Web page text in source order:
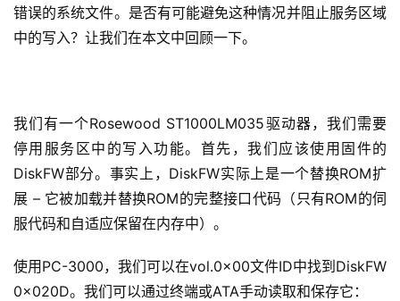
错误的系统文件。是否有可能避免这种情况并阻止服务区域
中的写入？让我们在本文中回顾一下。
我们有一个Rosewood ST1000LM035驱动器，我们需要
停用服务区中的写入功能。首先，我们应该使用固件的
DiskFW部分。事实上，DiskFW实际上是一个替换ROM扩
展 – 它被加载并替换ROM的完整接口代码（只有ROM的伺
服代码和自适应保留在内存中）。
使用PC-3000，我们可以在vol.0x00文件ID中找到DiskFW
0x020D。我们可以通过终端或ATA手动读取和保存它：